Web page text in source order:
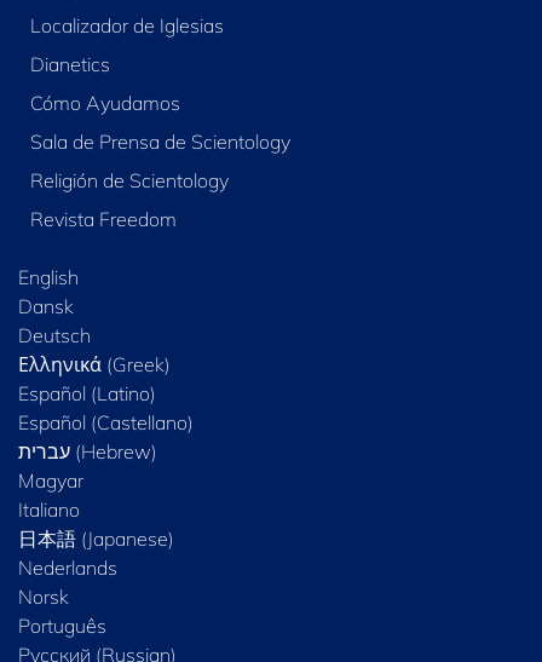
Localizador de Iglesias
Dianetics
Cómo Ayudamos
Sala de Prensa de Scientology
Religión de Scientology
Revista Freedom
English
Dansk
Deutsch
Ελληνικά (Greek)
Español (Latino)
Español (Castellano)
Magyar
Italiano
日本語 (Japanese)
Nederlands
Norsk
Português
Русский (Russian)